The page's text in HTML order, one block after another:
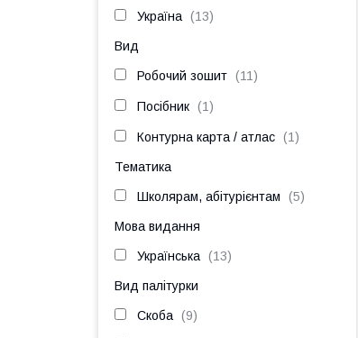
Україна 13
Вид
Робочий зошит 11
Посібник 1
Контурна карта / атлас 1
Тематика
Школярам, абітурієнтам 5
Мова видання
Українська 13
Вид палітурки
Скоба 9